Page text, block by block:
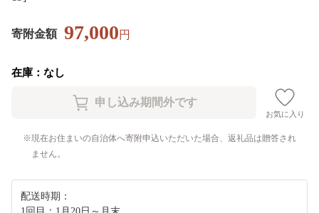
寄附金額 97,000円
在庫：なし
お気に入り
現在お住まいの自治体へ寄附申込いただいた場合、返礼品は贈答され
ません。
配送時期：